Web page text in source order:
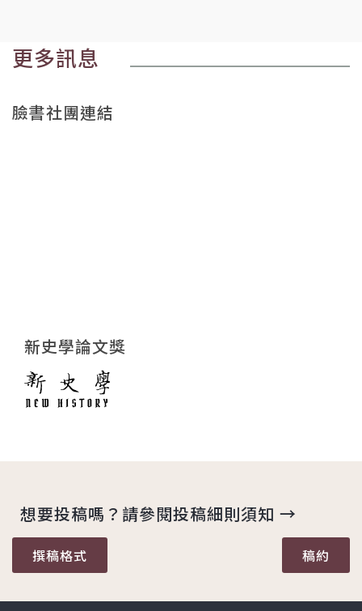
更多訊息
臉書社團連結
新史學論文獎
想要投稿嗎？請參閱投稿細則須知 →
撰稿格式 稿約